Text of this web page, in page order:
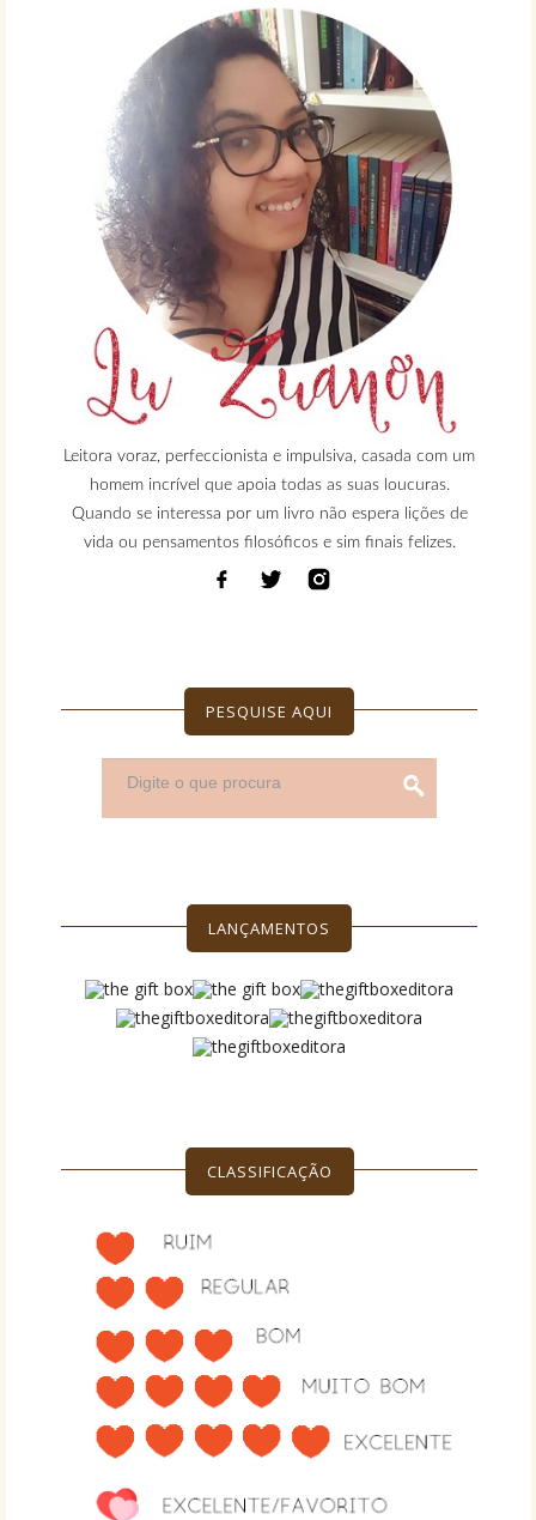
Leitora voraz, perfeccionista e impulsiva, casada com um
homem incrível que apoia todas as suas loucuras.
Quando se interessa por um livro não espera lições de
vida ou pensamentos filosóficos e sim finais felizes.
PESQUISE AQUI
LANÇAMENTOS
CLASSIFICAÇÃO